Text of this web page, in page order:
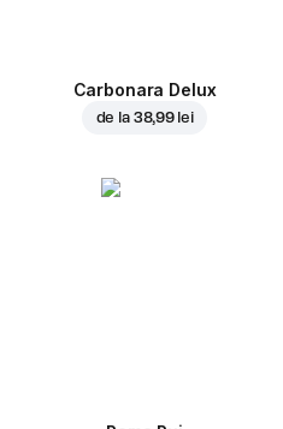
Carbonara Delux
de la 38,99 lei